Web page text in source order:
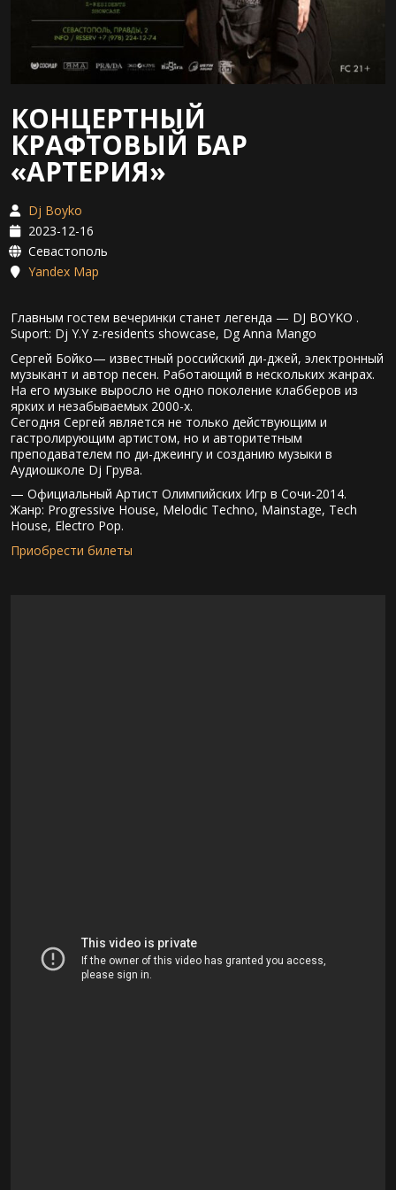
КОНЦЕРТНЫЙ
КРАФТОВЫЙ БАР
«АРТЕРИЯ»
Dj Boyko
2023-12-16
Севастополь
Yandex Map
Главным гостем вечеринки станет легенда — DJ BOYKO .
Suport: Dj Y.Y z-residents showcase, Dg Anna Mango
Сергей Бойко— известный российский ди-джей, электронный
музыкант и автор песен. Работающий в нескольких жанрах.
На его музыке выросло не одно поколение клабберов из
ярких и незабываемых 2000-х.
Сегодня Сергей является не только действующим и
гастролирующим артистом, но и авторитетным
преподавателем по ди-джеингу и созданию музыки в
Аудиошколе Dj Грува.
— Официальный Артист Олимпийских Игр в Сочи-2014.
Жанр: Progressive House, Melodic Techno, Mainstage, Tech
House, Electro Pop.
Приобрести билеты